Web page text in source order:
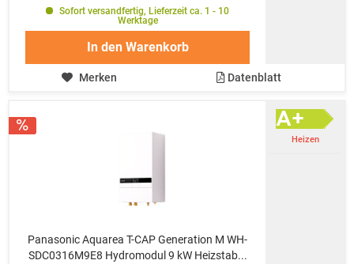
Sofort versandfertig, Lieferzeit ca. 1 - 10
Werktage
In den Warenkorb
Merken Datenblatt
Panasonic Aquarea T-CAP Generation M WH-
SDC0316M9E8 Hydromodul 9 kW Heizstab...
Heizen